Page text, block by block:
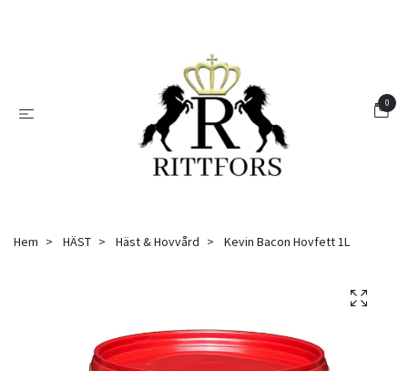
0
Hem HÄST Häst & Hovvård Kevin Bacon Hovfett 1L